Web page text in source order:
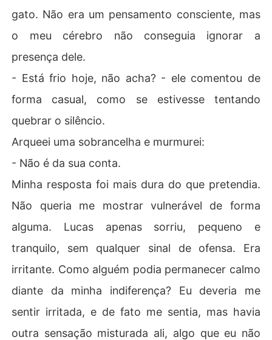
gato. Não era um pensamento consciente, mas
o meu cérebro não conseguia ignorar a
presença dele.
- Está frio hoje, não acha? - ele comentou de
forma casual, como se estivesse tentando
quebrar o silêncio.
Arqueei uma sobrancelha e murmurei:
- Não é da sua conta.
Minha resposta foi mais dura do que pretendia.
Não queria me mostrar vulnerável de forma
alguma. Lucas apenas sorriu, pequeno e
tranquilo, sem qualquer sinal de ofensa. Era
irritante. Como alguém podia permanecer calmo
diante da minha indiferença? Eu deveria me
sentir irritada, e de fato me sentia, mas havia
outra sensação misturada ali, algo que eu não